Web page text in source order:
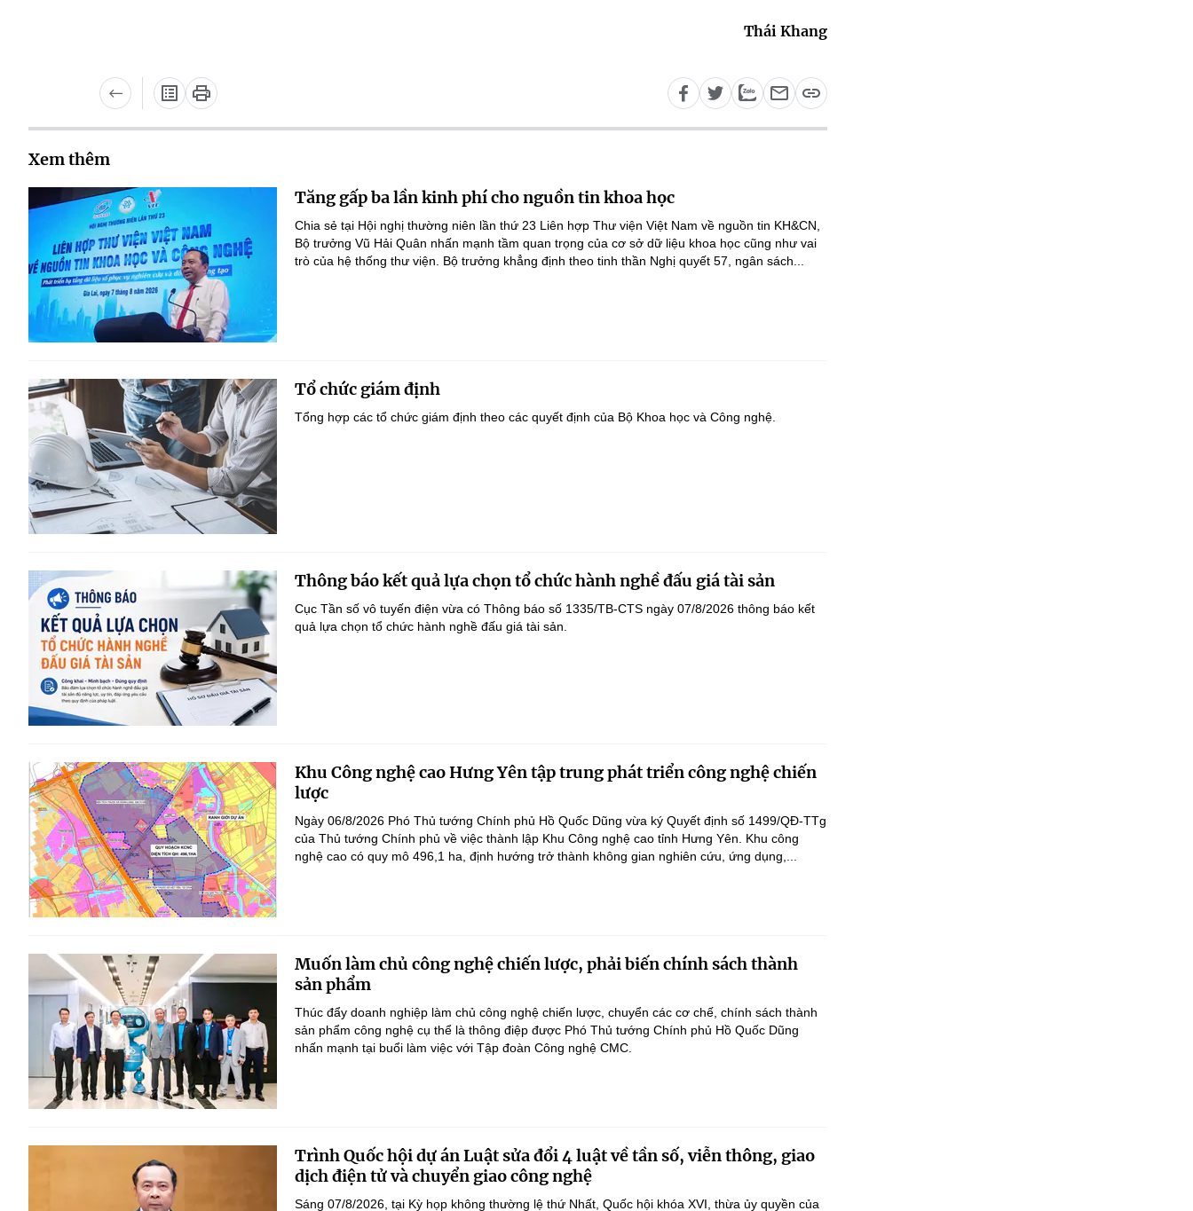
Thái Khang
Xem thêm
Tăng gấp ba lần kinh phí cho nguồn tin khoa học
Chia sẻ tại Hội nghị thường niên lần thứ 23 Liên hợp Thư viện Việt Nam về nguồn tin KH&CN,
Bộ trưởng Vũ Hải Quân nhấn mạnh tầm quan trọng của cơ sở dữ liệu khoa học cũng như vai
trò của hệ thống thư viện. Bộ trưởng khẳng định theo tinh thần Nghị quyết 57, ngân sách...
Tổ chức giám định
Tổng hợp các tổ chức giám định theo các quyết định của Bộ Khoa học và Công nghệ.
Thông báo kết quả lựa chọn tổ chức hành nghề đấu giá tài sản
Cục Tần số vô tuyến điện vừa có Thông báo số 1335/TB-CTS ngày 07/8/2026 thông báo kết
quả lựa chọn tổ chức hành nghề đấu giá tài sản.
Khu Công nghệ cao Hưng Yên tập trung phát triển công nghệ chiến
lược
Ngày 06/8/2026 Phó Thủ tướng Chính phủ Hồ Quốc Dũng vừa ký Quyết định số 1499/QĐ-TTg
của Thủ tướng Chính phủ về việc thành lập Khu Công nghệ cao tỉnh Hưng Yên. Khu công
nghệ cao có quy mô 496,1 ha, định hướng trở thành không gian nghiên cứu, ứng dụng,...
Muốn làm chủ công nghệ chiến lược, phải biến chính sách thành
sản phẩm
Thúc đẩy doanh nghiệp làm chủ công nghệ chiến lược, chuyển các cơ chế, chính sách thành
sản phẩm công nghệ cụ thể là thông điệp được Phó Thủ tướng Chính phủ Hồ Quốc Dũng
nhấn mạnh tại buổi làm việc với Tập đoàn Công nghệ CMC.
Trình Quốc hội dự án Luật sửa đổi 4 luật về tần số, viễn thông, giao
dịch điện tử và chuyển giao công nghệ
Sáng 07/8/2026, tại Kỳ họp không thường lệ thứ Nhất, Quốc hội khóa XVI, thừa ủy quyền của